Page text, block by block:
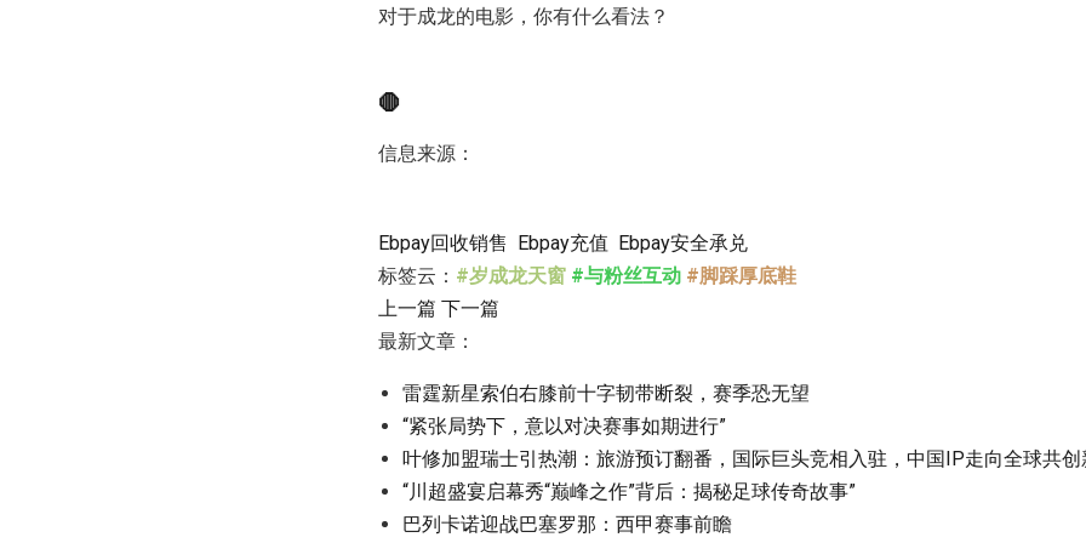
对于成龙的电影，你有什么看法？
🛑
信息来源：
Ebpay回收销售 Ebpay充值 Ebpay安全承兑
标签云： #岁成龙天窗 #与粉丝互动 #脚踩厚底鞋
上一篇 下一篇
最新文章：
雷霆新星索伯右膝前十字韧带断裂，赛季恐无望
“紧张局势下，意以对决赛事如期进行”
叶修加盟瑞士引热潮：旅游预订翻番，国际巨头竞相入驻，中国IP走向全球共创
“川超盛宴启幕秀“巅峰之作”背后：揭秘足球传奇故事”
巴列卡诺迎战巴塞罗那：西甲赛事前瞻